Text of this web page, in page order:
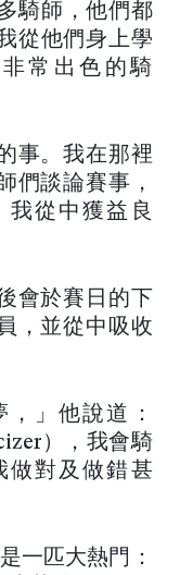
騎師，他們都
從他們身上學
常出色的騎
事。我在那裡
們談論賽事，
我從中獲益良
會於賽日的下
，並從中吸收
，」他說道：
），我會騎
做對及做錯甚
一匹大熱門：